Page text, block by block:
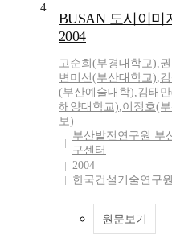
4
BUSAN 도시이미
2004
고순희(부경대학교),
변미선(부산대학교),
(부산예술대학),김태
해양대학교),이정호(
보)
부산발전연구원 부
구센터
2004
한국건설기술연구
원문보기